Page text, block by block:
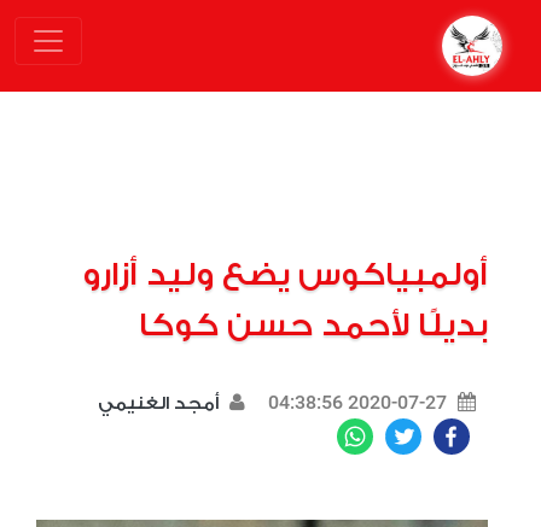
أولمبياكوس يضع وليد أزارو
بديلًا لأحمد حسن كوكا
2020-07-27 04:38:56 أمجد الغنيمي
Facebook
Twitter